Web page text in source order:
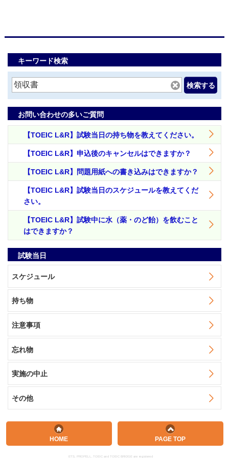
キーワード検索
検索する
お問い合わせの多いご質問
【TOEIC L&R】試験当日の持ち物を教えてください。
【TOEIC L&R】申込後のキャンセルはできますか？
【TOEIC L&R】問題用紙への書き込みはできますか？
【TOEIC L&R】試験当日のスケジュールを教えてくだ
さい。
【TOEIC L&R】試験中に水（薬・のど飴）を飲むこと
はできますか？
試験当日
スケジュール
持ち物
注意事項
忘れ物
実施の中止
その他
ETS, PROPELL, TOEIC and TOEIC BRIDGE are registered
HOME PAGE TOP